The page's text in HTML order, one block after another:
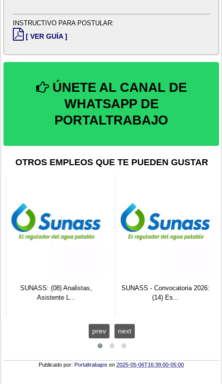
INSTRUCTIVO PARA POSTULAR:
[ VER GUÍA ]
ÚNETE AL CANAL DE
WHATSAPP DE
PORTALTRABAJO
OTROS EMPLEOS QUE TE PUEDEN GUSTAR
SUNASS: (08) Analistas,
Asistente L...
SUNASS - Convocatoria 2026:
(14) Es...
prev next
Publicado por:Portaltrabajos en2025-05-06T16:39:00-05:00